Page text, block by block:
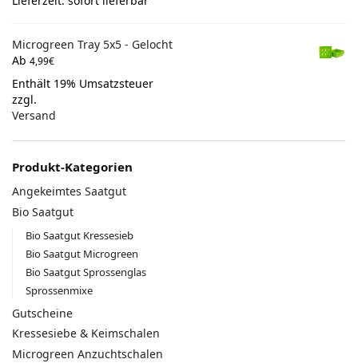
Microgreen Tray 5x5 - Gelocht
Ab 4,99€
Enthält 19% Umsatzsteuer
zzgl.
Versand
Produkt-Kategorien
Angekeimtes Saatgut
Bio Saatgut
Bio Saatgut Kressesieb
Bio Saatgut Microgreen
Bio Saatgut Sprossenglas
Sprossenmixe
Gutscheine
Kressesiebe & Keimschalen
Microgreen Anzuchtschalen